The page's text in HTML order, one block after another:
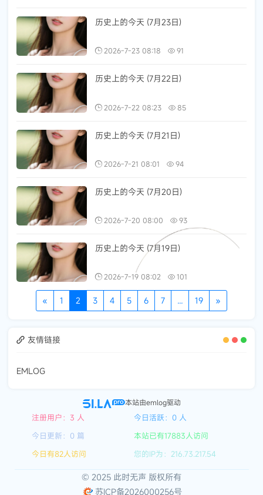
历史上的今天 (7月23日)
2026-7-23 08:18 91
历史上的今天 (7月22日)
2026-7-22 08:23 85
历史上的今天 (7月21日)
2026-7-21 08:01 94
历史上的今天 (7月20日)
2026-7-20 08:00 93
历史上的今天 (7月19日)
2026-7-19 08:02 101
« 1 2 3 4 5 6 7 ... 19 »
友情链接
EMLOG
本站由emlog驱动
注册用户：3 人
今日活跃：0 人
今日更新：0 篇
本站已有17883人访问
今日有82人访问
您的IP为：216.73.217.54
© 2025 此时无声 版权所有
苏ICP备2026000256号